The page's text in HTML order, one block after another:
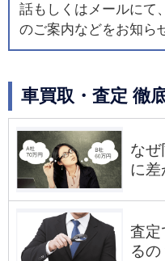
話もしくはメールにて
のご案内などをお知ら
車買取・査定 徹
なぜ
に差
査定
るの